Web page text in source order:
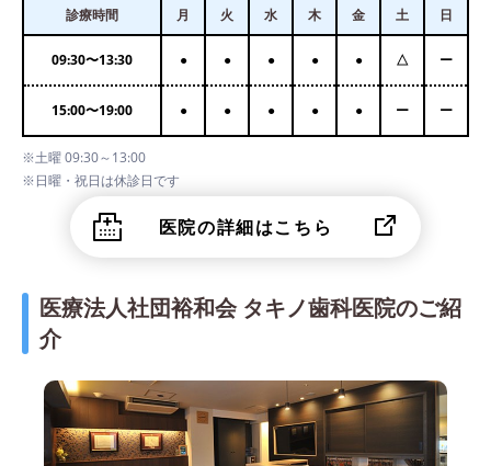
診療時間 月 火 水 木 金 土 日
09:30〜13:30 ● ● ● ● ● △ ー
15:00〜19:00 ● ● ● ● ● ー ー
※土曜 09:30～13:00
※日曜・祝日は休診日です
医院の詳細はこちら
医療法人社団裕和会 タキノ歯科医院のご紹
介